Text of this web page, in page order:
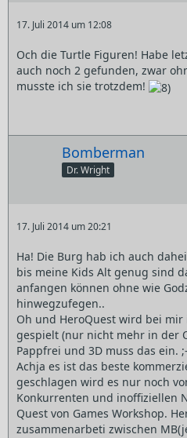
17. Juli 2014 um 12:08
Och die Turtle Figuren! Habe
auch noch 2 gefunden, zwar
musste ich sie trotzdem!
Bomberman
Dr. Wright
17. Juli 2014 um 20:21
Ha! Die Burg hab ich auch
bis meine Kids Alt genug sind
anfangen können ohne wie
hinwegzufegen..
Oh und HeroQuest wird bei
gespielt (nur nicht mehr in der
Pappfrei und 3D muss das ein.
Achja es ist das beste
geschlagen wird es nur noch
Konkurrenten und inoffiziellen
Quest von Games Workshop.
zusammenarbeti zwischen